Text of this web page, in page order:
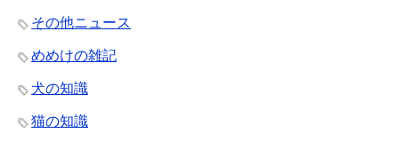
その他ニュース
めめけの雑記
犬の知識
猫の知識